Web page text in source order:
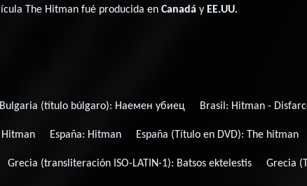
The Hitman fué producida enCanadá y EE.UU.
Bulgaria (título búlgaro): Наемен убиец Brasil: Hitman -
Hitman España: Hitman España (Título en DVD): The hitman
Grecia (transliteración ISO-LATIN-1): Batsos ektelestis Grecia